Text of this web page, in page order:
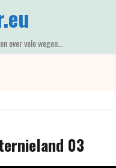
over vele wegen...
03